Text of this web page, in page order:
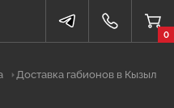
0
Доставка габионов в Кызыл